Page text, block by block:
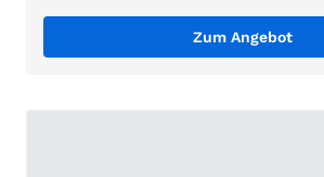
Zum Angebot